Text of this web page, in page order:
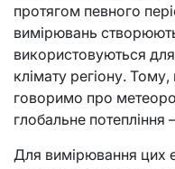
протягом певного
вимірювань
використовуються
клімату регіону.
говоримо про
глобальне потепління
Для вимірювання цих